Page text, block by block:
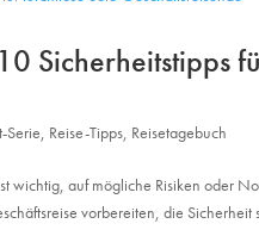
Sicherheitstipps
Serie, Reise-Tipps, Reisetagebuch
wichtig, auf mögliche Risiken oder
vorbereiten, die Sicherheit